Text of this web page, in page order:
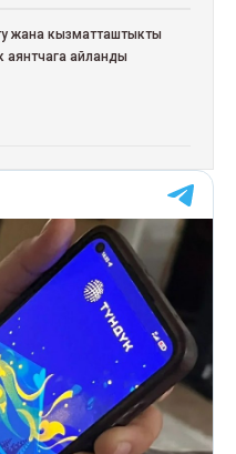
жана кызматташтыкты
аянтчага айланды